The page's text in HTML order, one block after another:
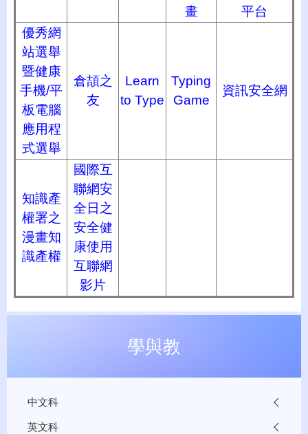
畫
平台
優秀網
站選舉
暨健康
手機/平
板電腦
應用程
式選舉
倉頡之
友
Learn
to Type
Typing
Game
資訊安全網
知識產
權署之
漫畫知
識產權
國際互
聯網安
全日之
安全健
康使用
互聯網
影片
學與教
中文科
英文科